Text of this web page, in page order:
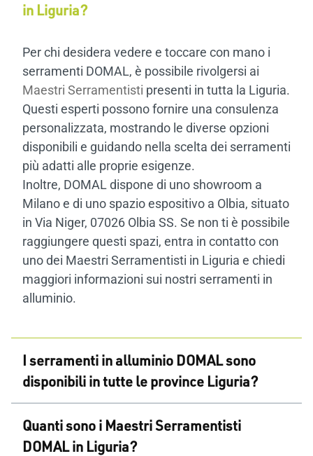
in Liguria?
Per chi desidera vedere e toccare con mano i
serramenti DOMAL, è possibile rivolgersi ai
Maestri Serramentisti presenti in tutta la Liguria.
Questi esperti possono fornire una consulenza
personalizzata, mostrando le diverse opzioni
disponibili e guidando nella scelta dei serramenti
più adatti alle proprie esigenze.
Inoltre, DOMAL dispone di uno showroom a
Milano e di uno spazio espositivo a Olbia, situato
in Via Niger, 07026 Olbia SS. Se non ti è possibile
raggiungere questi spazi, entra in contatto con
uno dei Maestri Serramentisti in Liguria e chiedi
maggiori informazioni sui nostri serramenti in
alluminio.
I serramenti in alluminio DOMAL sono
disponibili in tutte le province Liguria?
disponibili in tutte le province della Liguria,
grazie a una vasta rete di Maestri Serramentisti.
Quanti sono i Maestri Serramentisti
DOMAL in Liguria?